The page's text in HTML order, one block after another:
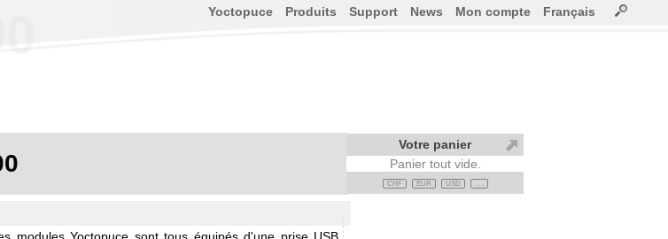
Yoctopuce Produits Support News Mon compte Français
Votre panier
Panier tout vide.
CHF EUR USD . . .